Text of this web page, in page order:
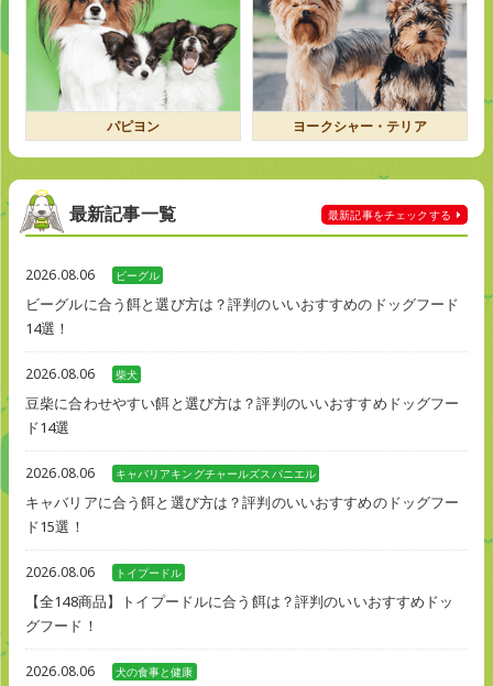
パピヨン ヨークシャー・テリア
最新記事一覧 最新記事をチェックする
2026.08.06 ビーグル
ビーグルに合う餌と選び方は？評判のいいおすすめのドッグフード
14選！
2026.08.06 柴犬
豆柴に合わせやすい餌と選び方は？評判のいいおすすめドッグフー
ド14選
2026.08.06 キャバリアキングチャールズスパニエル
キャバリアに合う餌と選び方は？評判のいいおすすめのドッグフー
ド15選！
2026.08.06 トイプードル
【全148商品】トイプードルに合う餌は？評判のいいおすすめドッ
グフード！
2026.08.06 犬の食事と健康